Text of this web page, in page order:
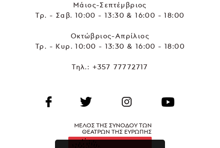
Μάιος-Σεπτέμβριος
Τρ. - Σαβ. 10:00 - 13:30 & 16:00 - 18:00
Οκτώβριος-Απρίλιος
Τρ. - Κυρ. 10:00 - 13:30 & 16:00 - 18:00
Τηλ.: +357 77772717
ΜΕΛΟΣ ΤΗΣ ΣΥΝΟΔΟΥ ΤΩΝ
ΘΕΑΤΡΩΝ ΤΗΣ ΕΥΡΩΠΗΣ